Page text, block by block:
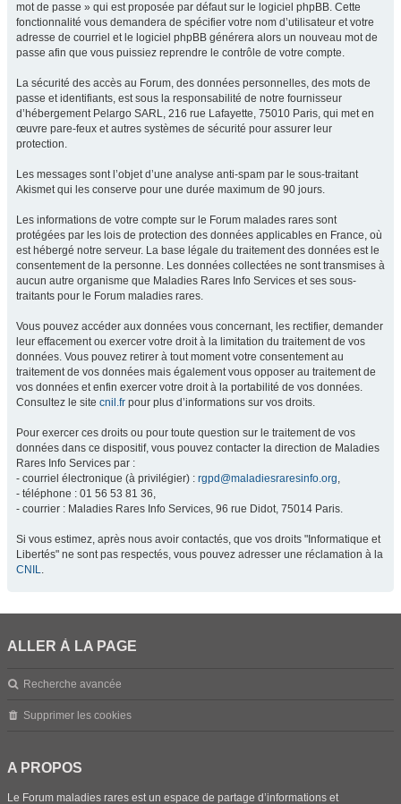
mot de passe » qui est proposée par défaut sur le logiciel phpBB. Cette
fonctionnalité vous demandera de spécifier votre nom d’utilisateur et votre
adresse de courriel et le logiciel phpBB générera alors un nouveau mot de
passe afin que vous puissiez reprendre le contrôle de votre compte.
La sécurité des accès au Forum, des données personnelles, des mots de
passe et identifiants, est sous la responsabilité de notre fournisseur
d’hébergement Pelargo SARL, 216 rue Lafayette, 75010 Paris, qui met en
œuvre pare-feux et autres systèmes de sécurité pour assurer leur
protection.
Les messages sont l’objet d’une analyse anti-spam par le sous-traitant
Akismet qui les conserve pour une durée maximum de 90 jours.
Les informations de votre compte sur le Forum malades rares sont
protégées par les lois de protection des données applicables en France, où
est hébergé notre serveur. La base légale du traitement des données est le
consentement de la personne. Les données collectées ne sont transmises à
aucun autre organisme que Maladies Rares Info Services et ses sous-
traitants pour le Forum maladies rares.
Vous pouvez accéder aux données vous concernant, les rectifier, demander
leur effacement ou exercer votre droit à la limitation du traitement de vos
données. Vous pouvez retirer à tout moment votre consentement au
traitement de vos données mais également vous opposer au traitement de
vos données et enfin exercer votre droit à la portabilité de vos données.
Consultez le site cnil.fr pour plus d’informations sur vos droits.
Pour exercer ces droits ou pour toute question sur le traitement de vos
données dans ce dispositif, vous pouvez contacter la direction de Maladies
Rares Info Services par :
- courriel électronique (à privilégier) : rgpd@maladiesraresinfo.org,
- téléphone : 01 56 53 81 36,
- courrier : Maladies Rares Info Services, 96 rue Didot, 75014 Paris.
Si vous estimez, après nous avoir contactés, que vos droits "Informatique et
Libertés" ne sont pas respectés, vous pouvez adresser une réclamation à la
CNIL.
ALLER À LA PAGE
Recherche avancée
Supprimer les cookies
A PROPOS
Le Forum maladies rares est un espace de partage d’informations et